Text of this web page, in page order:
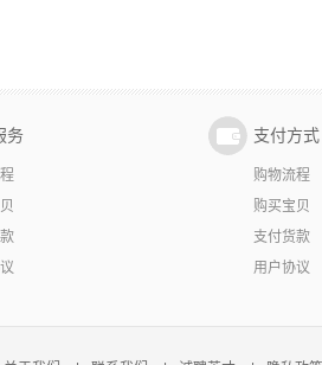
务 支付方式
购物流程
购买宝贝
支付货款
用户协议